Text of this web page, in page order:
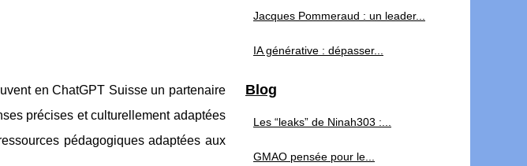
en ChatGPT Suisse un partenaire
précises et culturellement adaptées
pédagogiques adaptées aux
Jacques Pommeraud : un leader...
IA générative : dépasser...
Blog
Les “leaks” de Ninah303 :...
GMAO pensée pour le...